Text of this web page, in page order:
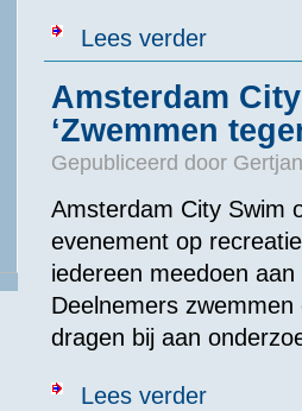
Lees verderover "Ik heb
Amsterdam
‘Zwemmen
Gepubliceerd door
Amsterdam City Swim
evenement op
iedereen meedoen
Deelnemers
dragen bij aan
Lees verderover